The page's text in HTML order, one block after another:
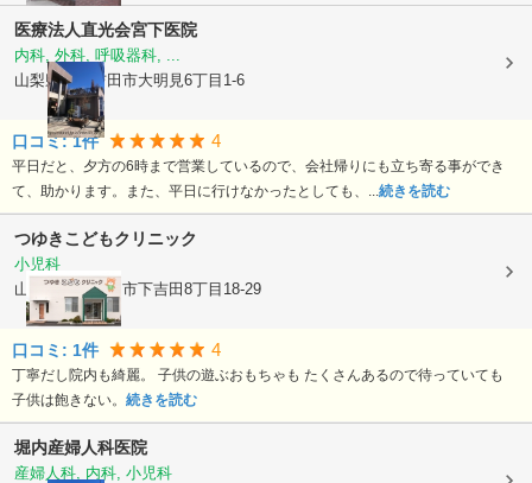
医療法人直光会宮下医院
内科, 外科, 呼吸器科, ...
山梨県富士吉田市大明見6丁目1-6
口コミ:1件 4
平日だと、夕方の6時まで営業しているので、会社帰りにも立ち寄る事ができ
て、助かります。また、平日に行けなかったとしても、... 続きを読む
つゆきこどもクリニック
小児科
山梨県富士吉田市下吉田8丁目18-29
口コミ: 1件 4
丁寧だし院内も綺麗。 子供の遊ぶおもちゃも たくさんあるので待っていても
子供は飽きない。 続きを読む
堀内産婦人科医院
産婦人科, 内科, 小児科